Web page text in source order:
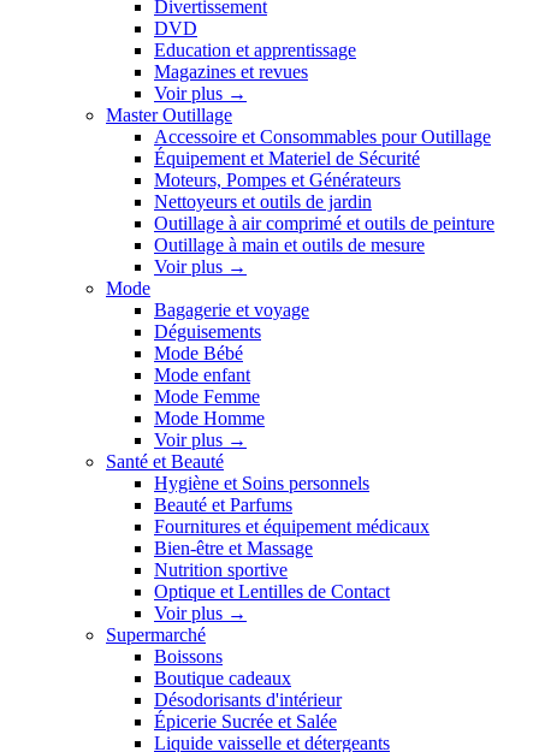
Divertissement
DVD
Education et apprentissage
Magazines et revues
Voir plus →
Master Outillage
Accessoire et Consommables pour Outillage
Équipement et Materiel de Sécurité
Moteurs, Pompes et Générateurs
Nettoyeurs et outils de jardin
Outillage à air comprimé et outils de peinture
Outillage à main et outils de mesure
Voir plus →
Mode
Bagagerie et voyage
Déguisements
Mode Bébé
Mode enfant
Mode Femme
Mode Homme
Voir plus →
Santé et Beauté
Hygiène et Soins personnels
Beauté et Parfums
Fournitures et équipement médicaux
Bien-être et Massage
Nutrition sportive
Optique et Lentilles de Contact
Voir plus →
Supermarché
Boissons
Boutique cadeaux
Désodorisants d'intérieur
Épicerie Sucrée et Salée
Liquide vaisselle et détergeants